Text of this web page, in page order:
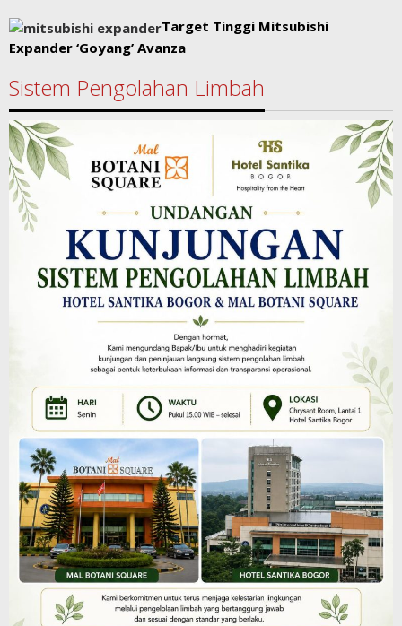
Target Tinggi Mitsubishi
Expander ‘Goyang’ Avanza
Sistem Pengolahan Limbah